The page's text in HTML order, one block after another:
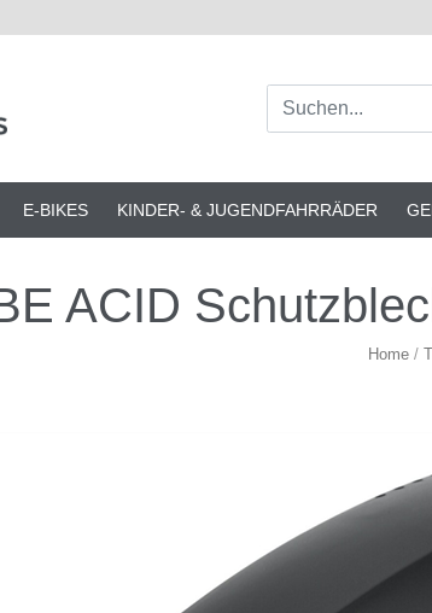
E-BIKES KINDER- & JUGENDFAHRRÄDER
ACID
Home /